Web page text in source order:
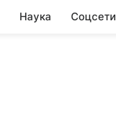
Наука Соцсети